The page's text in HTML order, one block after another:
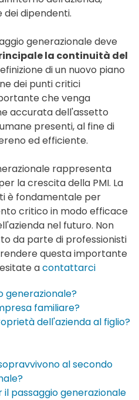
dipendenti.
generazionale deve
la continuità del
di un nuovo piano
dei punti critici
che venga
accurata dell'assetto
presenti, al fine di
ed efficiente.
rappresenta
la crescita della PMI. La
è fondamentale per
critico in modo efficace
nel futuro. Non
da parte di professionisti
questa importante
acontattarci
generazionale?
familiare?
dell'azienda al figlio?
al secondo
passaggio generazionale